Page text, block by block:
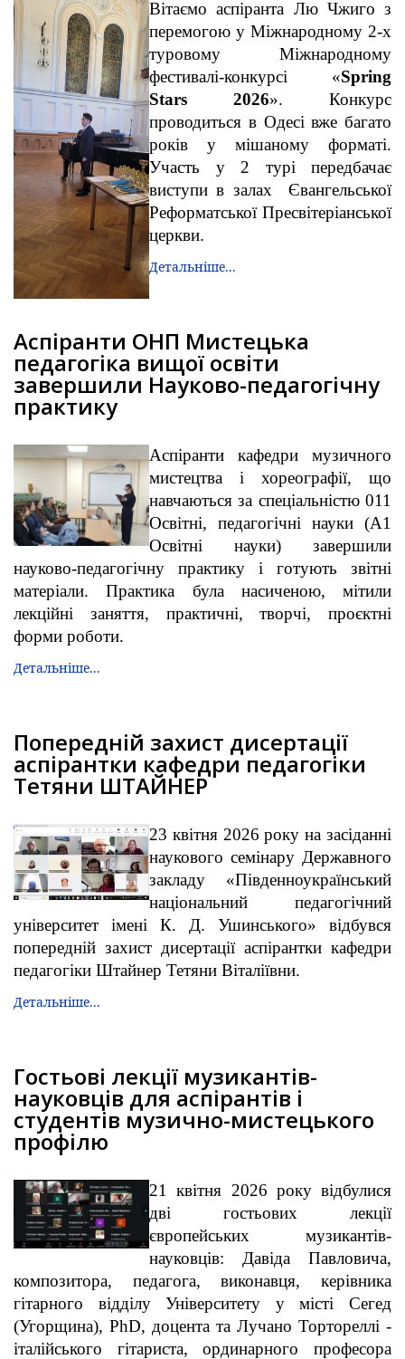
Вітаємо аспіранта Лю Чжиго з
перемогою у Міжнародному 2-х
туровому Міжнародному
фестивалі-конкурсі «Spring
Stars 2026». Конкурс
проводиться в Одесі вже багато
років у мішаному форматі.
Участь у 2 турі передбачає
виступи в залах
Євангельської
Реформатської Пресвітеріанської
церкви.
Детальніше...
Аспіранти ОНП Мистецька
педагогіка вищої освіти
завершили Науково-педагогічну
практику
Аспіранти кафедри музичного
мистецтва і хореографії, що
навчаються за спеціальністю 011
Освітні, педагогічні науки (А1
Освітні науки) завершили
науково-педагогічну практику і готують звітні
матеріали. Практика була насиченою, мітили
лекційні заняття, практичні, творчі, проєктні
форми роботи.
Детальніше...
Попередній захист дисертації
аспірантки кафедри педагогіки
Тетяни ШТАЙНЕР
23 квітня 2026 року на засіданні
наукового семінару Державного
закладу «Південноукраїнський
національний педагогічний
університет імені К. Д. Ушинського» відбувся
попередній захист дисертації аспірантки кафедри
педагогіки Штайнер Тетяни Віталіївни.
Детальніше...
Гостьові лекції музикантів-
науковців для аспірантів і
студентів музично-мистецького
профілю
21 квітня 2026 року відбулися
дві гостьових лекції
європейських музикантів-
науковців: Давіда Павловича,
композитора, педагога, виконавця, керівника
гітарного відділу Університету у місті Сегед
(Угорщина), PhD, доцента та Лучано Тортореллі -
італійського гітариста, ординарного професора